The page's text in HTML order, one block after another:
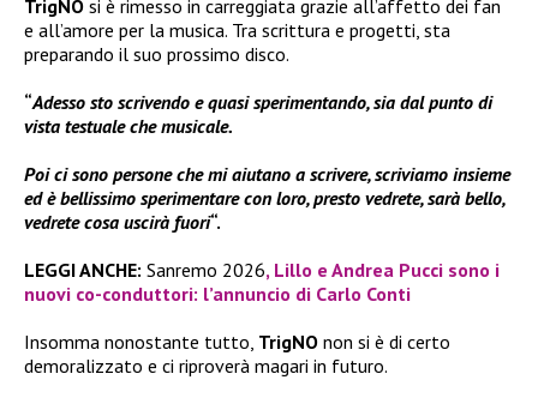
TrigNO si è rimesso in carreggiata grazie all’affetto dei fan
e all’amore per la musica. Tra scrittura e progetti, sta
preparando il suo prossimo disco.
“Adesso sto scrivendo e quasi sperimentando, sia dal punto di
vista testuale che musicale.
Poi ci sono persone che mi aiutano a scrivere, scriviamo insieme
ed è bellissimo sperimentare con loro, presto vedrete, sarà bello,
vedrete cosa uscirà fuori“.
LEGGI ANCHE: Sanremo 2026, Lillo e Andrea Pucci sono i
nuovi co-conduttori: l’annuncio di Carlo Conti
Insomma nonostante tutto, TrigNO non si è di certo
demoralizzato e ci riproverà magari in futuro.